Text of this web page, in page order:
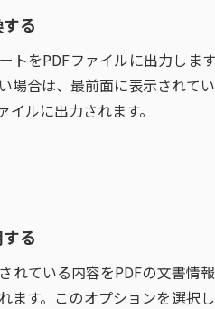
る
トをPDFファイルに出力しま
場合は、最前面に表示されて
ルに出力されます。
る
れている内容をPDFの文書情
ます。このオプションを選択